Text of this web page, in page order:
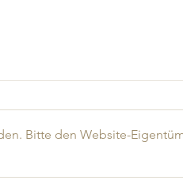
Bitte den Website-